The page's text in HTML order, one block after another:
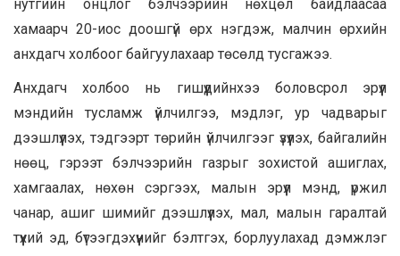
нутгийн онцлог бэлчээрийн нөхцөл байдлаасаа
хамаарч 20-иос доошгүй өрх нэгдэж, малчин өрхийн
анхдагч холбоог байгуулахаар төсөлд тусгажээ.
Анхдагч холбоо нь гишүүдийнхээ боловсрол эрүүл
мэндийн тусламж үйлчилгээ, мэдлэг, ур чадварыг
дээшлүүлэх, тэдгээрт төрийн үйлчилгээг үзүүлэх, байгалийн
нөөц, гэрээт бэлчээрийн газрыг зохистой ашиглах,
хамгаалах, нөхөн сэргээх, малын эрүүл мэнд, үржил
чанар, ашиг шимийг дээшлүүлэх, мал, малын гаралтай
түүхий эд, бүтээгдэхүүнийг бэлтгэх, борлуулахад дэмжлэг